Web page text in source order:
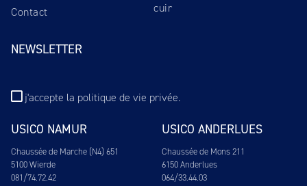
Contact
cuir
NEWSLETTER
j'accepte la politique de vie privée.
USICO NAMUR
Chaussée de Marche (N4) 651
5100 Wierde
081/74.72.42
USICO ANDERLUES
Chaussée de Mons 211
6150 Anderlues
064/33.44.03